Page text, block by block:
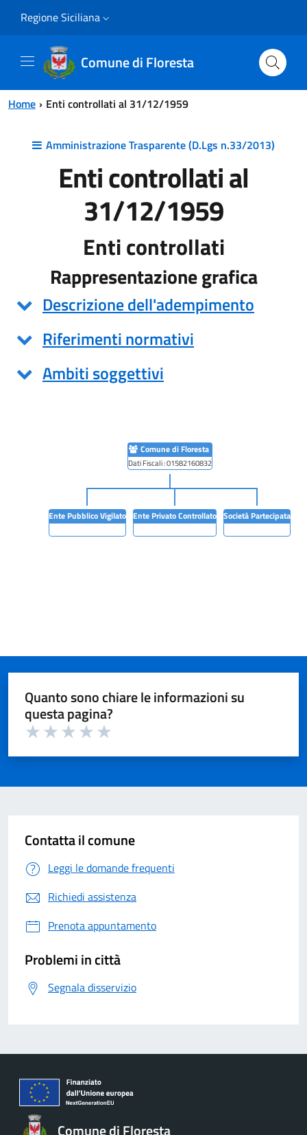
Regione Siciliana
Comune di Floresta
Home Enti controllati al 31/12/1959
Amministrazione Trasparente (D.Lgs n.33/2013)
Enti controllati al
31/12/1959
Enti controllati
Rappresentazione grafica
Descrizione dell'adempimento
Riferimenti normativi
Ambiti soggettivi
Comune di Floresta
Dati Fiscali : 01582160832
Ente Pubblico Vigilato Ente Privato Controllato Società Partecipata
Quanto sono chiare le informazioni su
questa pagina?
Contatta il comune
Leggi le domande frequenti
Richiedi assistenza
Prenota appuntamento
Problemi in città
Segnala disservizio
Comune di Floresta